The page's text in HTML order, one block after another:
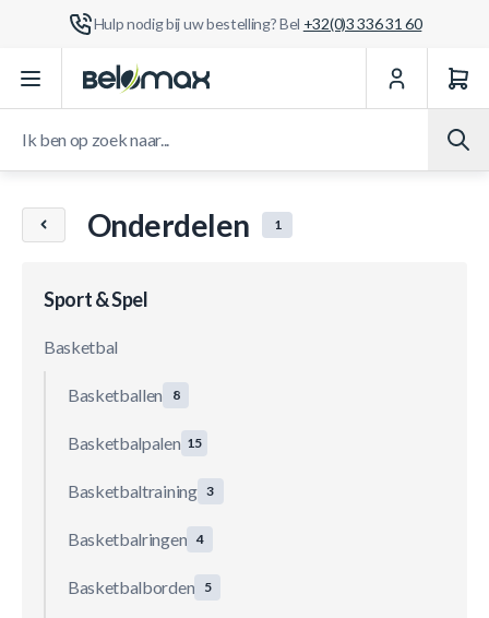
Hulp nodig bij uw bestelling? Bel +32(0)3 336 31 60
Ga naar de inhoud
Onderdelen 1
Sport & Spel
Basketbal
Basketballen 8
Basketbalpalen 15
Basketbaltraining 3
Basketbalringen 4
Basketbalborden 5